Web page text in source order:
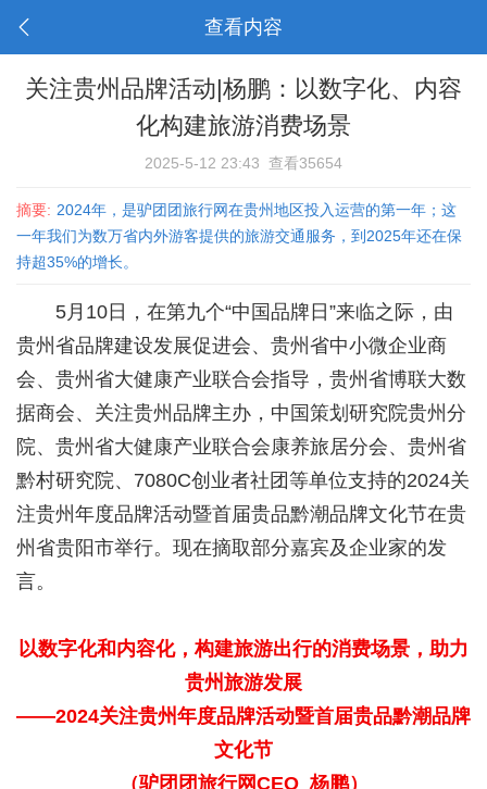
查看内容
关注贵州品牌活动|杨鹏：以数字化、内容
化构建旅游消费场景
2025-5-12 23:43 查看35654
摘要: 2024年，是驴团团旅行网在贵州地区投入运营的第一年；这
一年我们为数万省内外游客提供的旅游交通服务，到2025年还在保
持超35%的增长。
5月10日，在第九个“中国品牌日”来临之际，由
贵州省品牌建设发展促进会、贵州省中小微企业商
会、贵州省大健康产业联合会指导，贵州省博联大数
据商会、关注贵州品牌主办，中国策划研究院贵州分
院、贵州省大健康产业联合会康养旅居分会、贵州省
黔村研究院、7080C创业者社团等单位支持的2024关
注贵州年度品牌活动暨首届贵品黔潮品牌文化节在贵
州省贵阳市举行。现在摘取部分嘉宾及企业家的发
言。
以数字化和内容化，构建旅游出行的消费场景，助力
贵州旅游发展
——2024关注贵州年度品牌活动暨首届贵品黔潮品牌
文化节
（驴团团旅行网CEO 杨鹏）